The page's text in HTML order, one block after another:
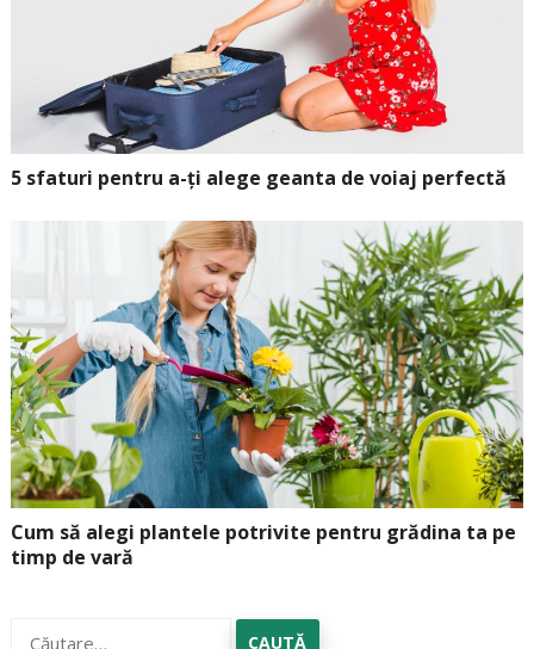
5 sfaturi pentru a-ți alege geanta de voiaj perfectă
Cum să alegi plantele potrivite pentru grădina ta pe
timp de vară